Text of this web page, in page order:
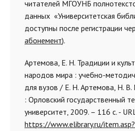
читателей МГОУНБ
данных «Университетская
доступны после регистрации
абонемент).
Артемова, Е. Н. Традиции и
народов мира : учебно-
для вузов / Е. Н. Артемова, Н.
: Орловский государственный
университет, 2009. – 116 с. -
https://www.elibrary.ru/